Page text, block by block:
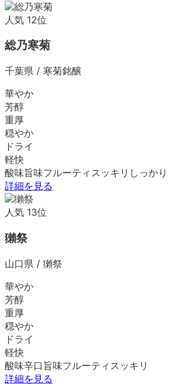
人気 12位
総乃寒菊
千葉県 / 寒菊銘醸
華やか
芳醇
重厚
穏やか
ドライ
軽快
酸味旨味フルーティ スッキリ しっかり
詳細を見る
人気 13位
獺祭
山口県 / 獺祭
華やか
芳醇
重厚
穏やか
ドライ
軽快
酸味辛口 旨味フルーティ スッキリ
詳細を見る